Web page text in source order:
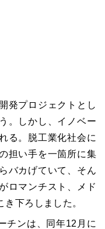
発プロジェクトとし
。しかし、イノベー
る。脱工業化社会に
担い手を一箇所に集
バカげていて、そん
ロマンチスト、メド
下ろしました。
チンは、同年12月に